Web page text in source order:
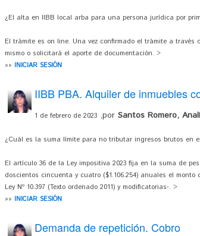
¿El alta en IIBB local arba para una persona jurídica por
El trámite es on line. Una vez confirmado el trámite a
mismo o solicitará el aporte de documentación. >
»» INICIAR SESIÓN
IIBB PBA. Alquiler de inmuebles
1 de febrero de 2023 ,por Santos Romero,
¿Cuál es la suma límite para no tributar ingresos brutos en
El artículo 36 de la Ley impositiva 2023 fija en la suma de
doscientos cincuenta y cuatro ($1.106.254) anuales el
Ley Nº 10.397 (Texto ordenado 2011) y modificatorias-. >
»» INICIAR SESIÓN
Demanda de repetición. Cobro